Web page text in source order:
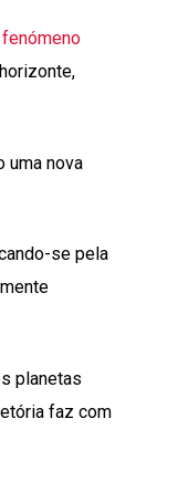
fenómeno
uma nova
se pela
planetas
faz com